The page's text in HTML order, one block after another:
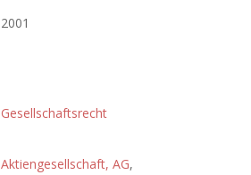
2001
Gesellschaftsrecht
Aktiengesellschaft, AG,